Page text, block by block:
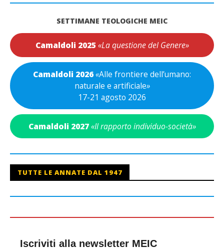
SETTIMANE TEOLOGICHE MEIC
Camaldoli 2025 «La questione del Genere»
Camaldoli 2026«Alle frontiere dell’umano:
naturale e artificiale»
17-21 agosto 2026
Camaldoli 2027 «Il rapporto individuo-società»
TUTTE LE ANNATE DAL 1947
Iscriviti alla newsletter MEIC